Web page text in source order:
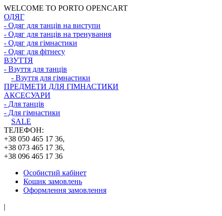
WELCOME TO PORTO OPENCART
ОДЯГ
- Одяг для танців на виступи
- Одяг для танців на тренування
- Одяг для гімнастики
- Одяг для фітнесу
ВЗУТТЯ
- Взуття для танців
- Взуття для гімнастики
ПРЕДМЕТИ ДЛЯ ГІМНАСТИКИ
АКСЕСУАРИ
- Для танців
- Для гімнастики
SALE
ТЕЛЕФОН:
+38 050 465 17 36,
+38 073 465 17 36,
+38 096 465 17 36
Особистий кабінет
Кошик замовлень
Оформлення замовлення
|